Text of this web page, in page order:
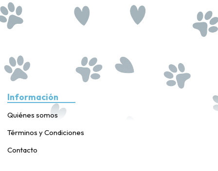
Información
Quiénes somos
Términos y Condiciones
Contacto